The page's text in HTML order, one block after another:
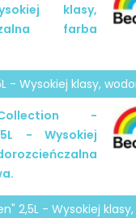
klasy,
farba
- Wysokiej klasy,
-
- Wysokiej
2,5L - Wysokiej